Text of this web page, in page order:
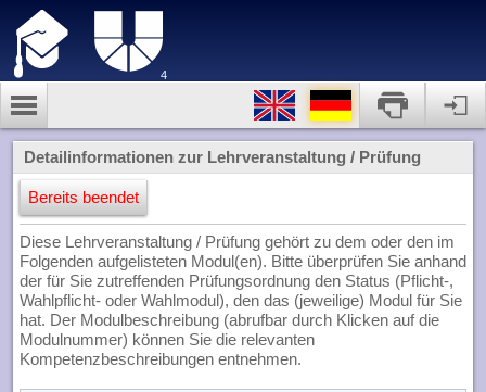
4
Detailinformationen zur Lehrveranstaltung / Prüfung
Bereits beendet
Diese Lehrveranstaltung / Prüfung gehört zu dem oder den im
Folgenden aufgelisteten Modul(en). Bitte überprüfen Sie anhand
der für Sie zutreffenden Prüfungsordnung den Status (Pflicht-,
Wahlpflicht- oder Wahlmodul), den das (jeweilige) Modul für Sie
hat. Der Modulbeschreibung (abrufbar durch Klicken auf die
Modulnummer) können Sie die relevanten
Kompetenzbeschreibungen entnehmen.